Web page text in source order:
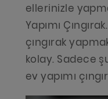
ellerinizle
Yapımı
çıngırak
kolay. Sadece
ev yapımı